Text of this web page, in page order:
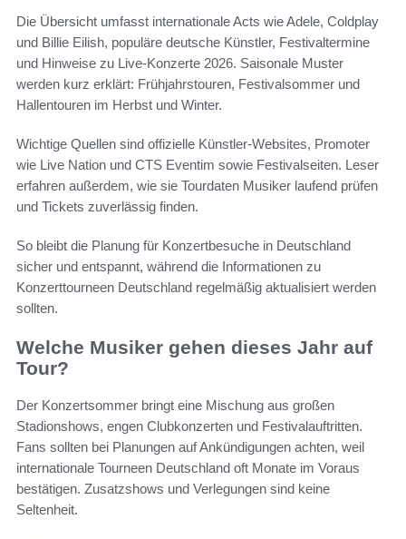
Die Übersicht umfasst internationale Acts wie Adele, Coldplay
und Billie Eilish, populäre deutsche Künstler, Festivaltermine
und Hinweise zu Live-Konzerte 2026. Saisonale Muster
werden kurz erklärt: Frühjahrstouren, Festivalsommer und
Hallentouren im Herbst und Winter.
Wichtige Quellen sind offizielle Künstler-Websites, Promoter
wie Live Nation und CTS Eventim sowie Festivalseiten. Leser
erfahren außerdem, wie sie Tourdaten Musiker laufend prüfen
und Tickets zuverlässig finden.
So bleibt die Planung für Konzertbesuche in Deutschland
sicher und entspannt, während die Informationen zu
Konzerttourneen Deutschland regelmäßig aktualisiert werden
sollten.
Welche Musiker gehen dieses Jahr auf
Tour?
Der Konzertsommer bringt eine Mischung aus großen
Stadionshows, engen Clubkonzerten und Festivalauftritten.
Fans sollten bei Planungen auf Ankündigungen achten, weil
internationale Tourneen Deutschland oft Monate im Voraus
bestätigen. Zusatzshows und Verlegungen sind keine
Seltenheit.